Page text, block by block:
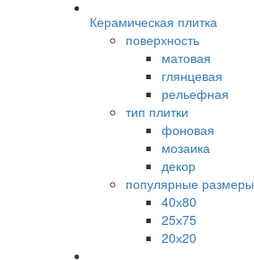
Керамическая плитка
поверхность
матовая
глянцевая
рельефная
тип плитки
фоновая
мозаика
декор
популярные размеры
40х80
25х75
20х20